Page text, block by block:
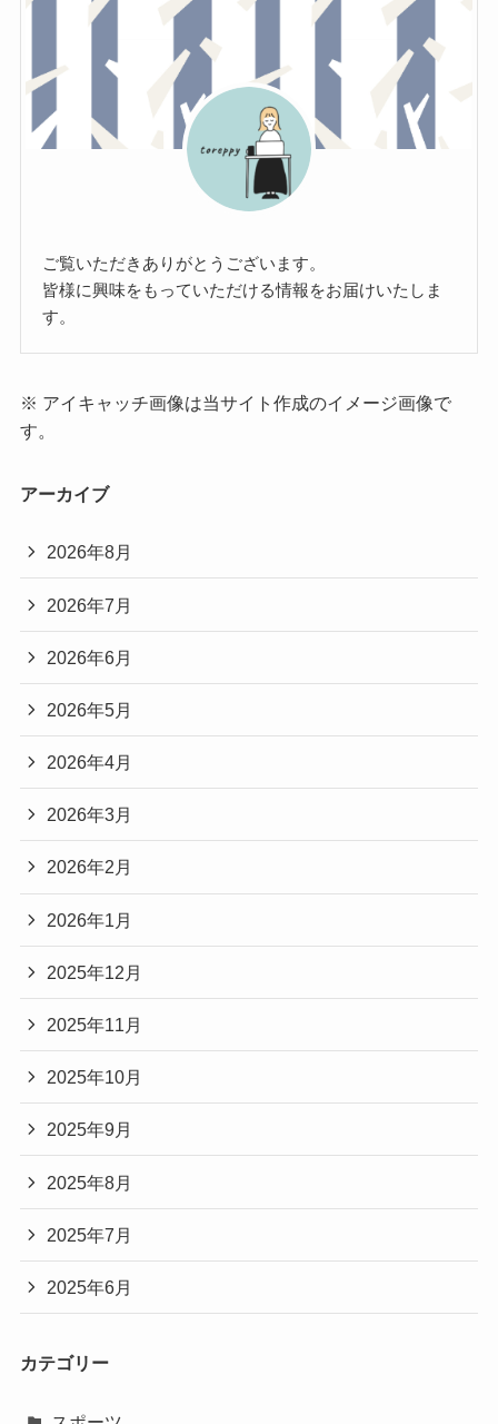
ご覧いただきありがとうございます。
皆様に興味をもっていただける情報をお届けいたしま
す。
※ アイキャッチ画像は当サイト作成のイメージ画像で
す。
アーカイブ
2026年8月
2026年7月
2026年6月
2026年5月
2026年4月
2026年3月
2026年2月
2026年1月
2025年12月
2025年11月
2025年10月
2025年9月
2025年8月
2025年7月
2025年6月
カテゴリー